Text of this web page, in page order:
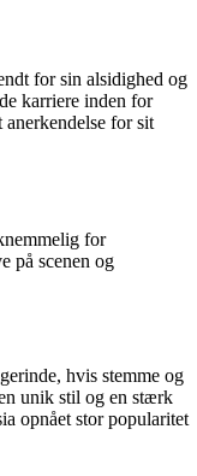
for sin alsidighed og
karriere inden for
for sit
for
på scenen og
hvis stemme og
unik stil og en stærk
opnået stor popularitet